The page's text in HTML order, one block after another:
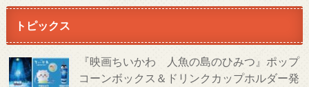
トピックス
『映画ちいかわ 人魚の島のひみつ』ポップ
コーンボックス＆ドリンクカップホルダー発